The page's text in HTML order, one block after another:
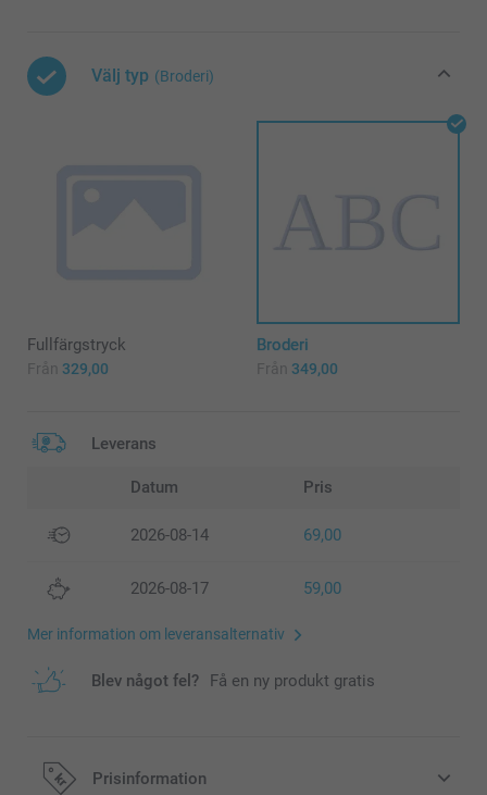
Välj typ (Broderi)
Fullfärgstryck
Från 329,00
Broderi
Från 349,00
Leverans
Datum Pris
2026-08-14 69,00
2026-08-17 59,00
Mer information om leveransalternativ
Blev något fel? Få en ny produkt gratis
Prisinformation